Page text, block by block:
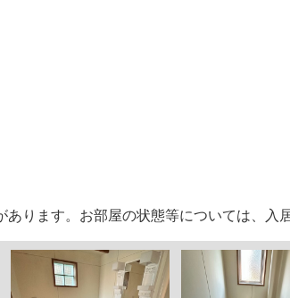
ります。お部屋の状態等については、入